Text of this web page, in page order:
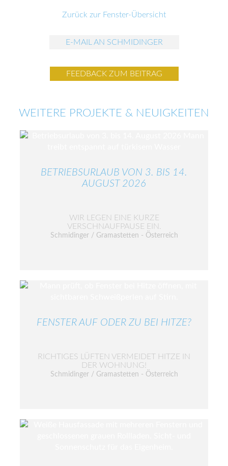
Zurück zur Fenster-Übersicht
E-MAIL AN SCHMIDINGER
FEEDBACK ZUM BEITRAG
WEITERE PROJEKTE & NEUIGKEITEN
BETRIEBSURLAUB VON 3. BIS 14.
AUGUST 2026
WIR LEGEN EINE KURZE
VERSCHNAUFPAUSE EIN.
Schmidinger / Gramastetten - Österreich
FENSTER AUF ODER ZU BEI HITZE?
RICHTIGES LÜFTEN VERMEIDET HITZE IN
DER WOHNUNG!
Schmidinger / Gramastetten - Österreich